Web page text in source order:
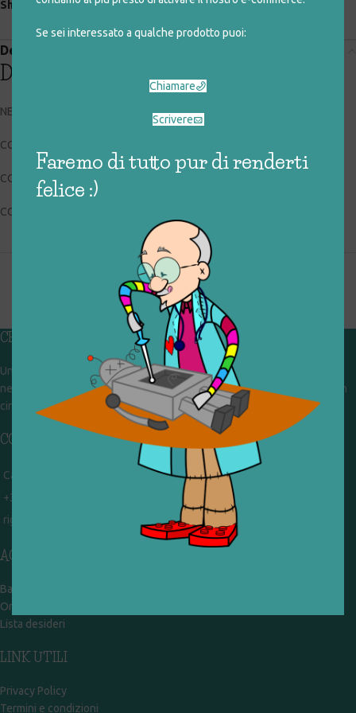
Se sei interessato a qualche prodotto puoi:
Chiamare
Scrivere
Faremo di tutto pur di renderti
felice :)
Share:
Descrizione
Descrizione
NEW LINKS FOR KIDS
CODICE RIGIOCATTOLO: 027_2_003
CONDIZIONI: buone
COLLOCAZIONE: EXP
CHI SIAMO
Un gruppo di volontari che sognano di diventare un centro del riuso e
nel frattempo ricevono in dono giocattoli, li riparano e li reimmettono in
circolazione. Operiamo per un'economia civile, circolare e sostenibile.
CONTATTI
Campobasso - via Garibaldi 51
+39 328 767 9587
rigiocattolocb@gmail.com
ACCOUNT
Bacheca
Ordini
Lista desideri
LINK UTILI
Privacy Policy
Termini e condizioni